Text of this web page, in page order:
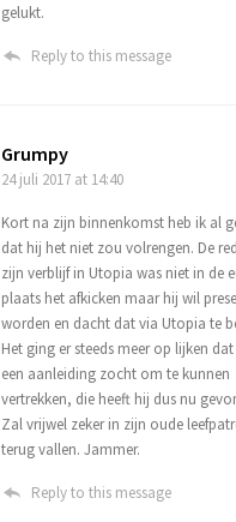
gelukt.
Reply to this message
Grumpy
24 juli 2017 at 14:40
Kort na zijn binnenkomst heb ik al
dat hij het niet zou volrengen. De
zijn verblijf in Utopia was niet in de
plaats het afkicken maar hij wil
worden en dacht dat via Utopia te
Het ging er steeds meer op lijken
een aanleiding zocht om te kunnen
vertrekken, die heeft hij dus nu
Zal vrijwel zeker in zijn oude
terug vallen. Jammer.
Reply to this message